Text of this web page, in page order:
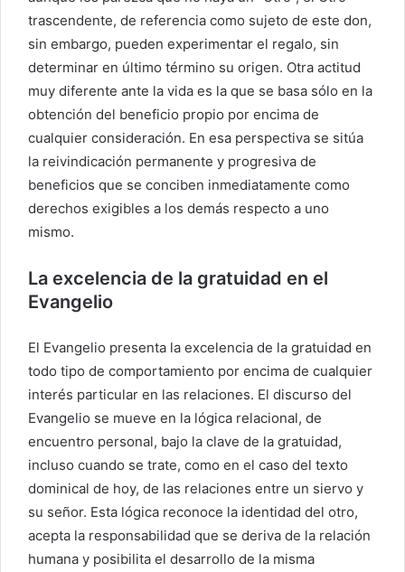
trascendente, de referencia como sujeto de este don,
sin embargo, pueden experimentar el regalo, sin
determinar en último término su origen. Otra actitud
muy diferente ante la vida es la que se basa sólo en la
obtención del beneficio propio por encima de
cualquier consideración. En esa perspectiva se sitúa
la reivindicación permanente y progresiva de
beneficios que se conciben inmediatamente como
derechos exigibles a los demás respecto a uno
mismo.
La excelencia de la gratuidad en el
Evangelio
El Evangelio presenta la excelencia de la gratuidad en
todo tipo de comportamiento por encima de cualquier
interés particular en las relaciones. El discurso del
Evangelio se mueve en la lógica relacional, de
encuentro personal, bajo la clave de la gratuidad,
incluso cuando se trate, como en el caso del texto
dominical de hoy, de las relaciones entre un siervo y
su señor. Esta lógica reconoce la identidad del otro,
acepta la responsabilidad que se deriva de la relación
humana y posibilita el desarrollo de la misma